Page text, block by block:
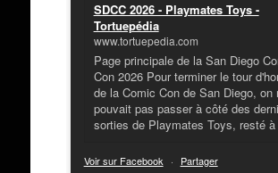
SDCC 2026 - Playmates Toys -
Tortuepédia
www.tortuepedia.com
Page principale de la San Diego
Con 2026 Pour terminer le tour
de la Comic Con de San Diego, on
pouvait pas passer à côté des
sorties de Playmates Toys, resté
Voir sur Facebook · Partager